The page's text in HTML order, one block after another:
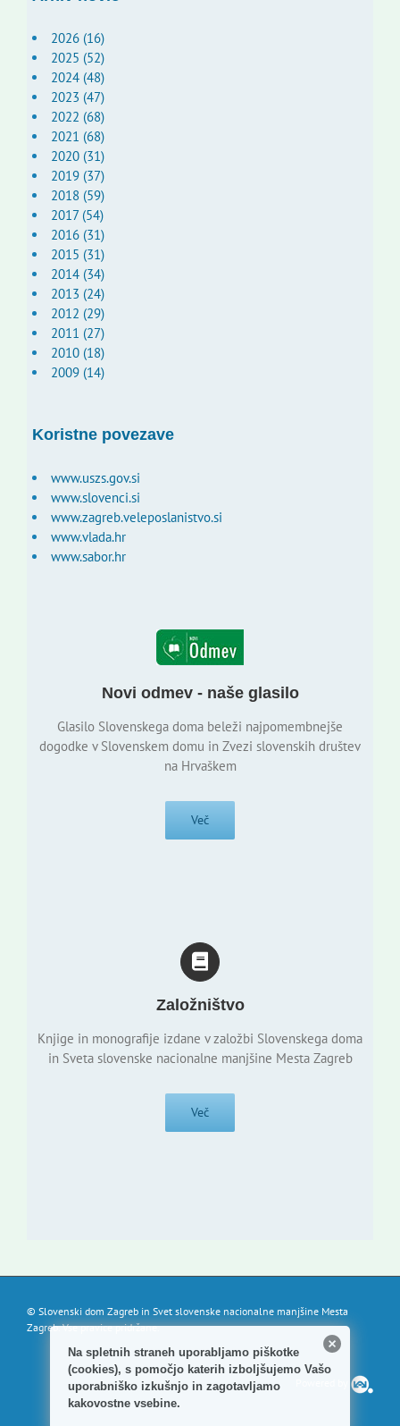
2026 (16)
2025 (52)
2024 (48)
2023 (47)
2022 (68)
2021 (68)
2020 (31)
2019 (37)
2018 (59)
2017 (54)
2016 (31)
2015 (31)
2014 (34)
2013 (24)
2012 (29)
2011 (27)
2010 (18)
2009 (14)
Koristne povezave
www.uszs.gov.si
www.slovenci.si
www.zagreb.veleposlanistvo.si
www.vlada.hr
www.sabor.hr
Novi odmev - naše glasilo
Glasilo Slovenskega doma beleži najpomembnejše
dogodke v Slovenskem domu in Zvezi slovenskih društev
na Hrvaškem
Več
Založništvo
Knjige in monografije izdane v založbi Slovenskega doma
in Sveta slovenske nacionalne manjšine Mesta Zagreb
Več
© Slovenski dom Zagreb in Svet slovenske nacionalne manjšine Mesta
Zagreb. Vse pravice pridržane.
Na spletnih straneh uporabljamo piškotke
(cookies), s pomočjo katerih izboljšujemo Vašo
uporabniško izkušnjo in zagotavljamo
kakovostne vsebine.